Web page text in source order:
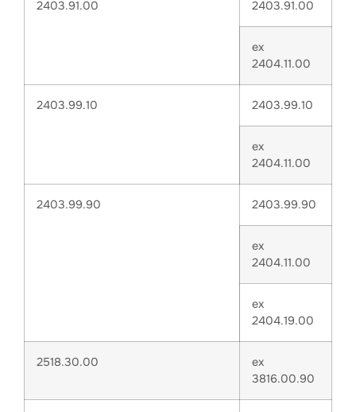
2403.91.00 2403.91.00
ex
2404.11.00
2403.99.10 2403.99.10
ex
2404.11.00
2403.99.90 2403.99.90
ex
2404.11.00
ex
2404.19.00
2518.30.00
ex
3816.00.90